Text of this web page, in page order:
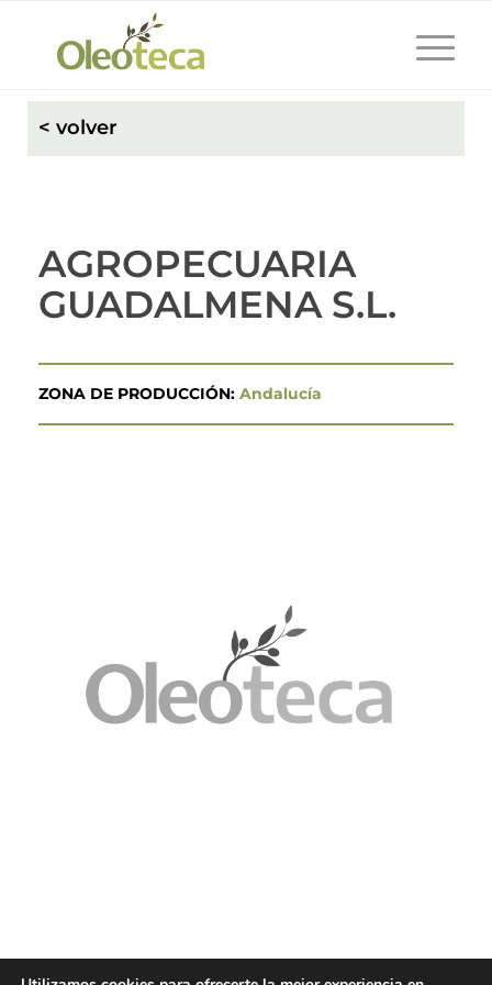
< volver
AGROPECUARIA
GUADALMENA S.L.
ZONA DE PRODUCCIÓN: Andalucía